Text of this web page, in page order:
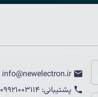
info@newelectron.ir
پشتیبانی: 09921003114